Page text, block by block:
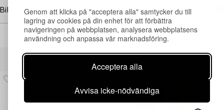
Genom att klicka på "acceptera alla" samtycker du till
lagring av cookies på din enhet för att förbättra
navigeringen på webbplatsen, analysera webbplatsens
användning och anpassa vår marknadsföring.
Acceptera alla
Avvisa icke-nödvändiga
Bildrättigheter
Andra har även tittat på